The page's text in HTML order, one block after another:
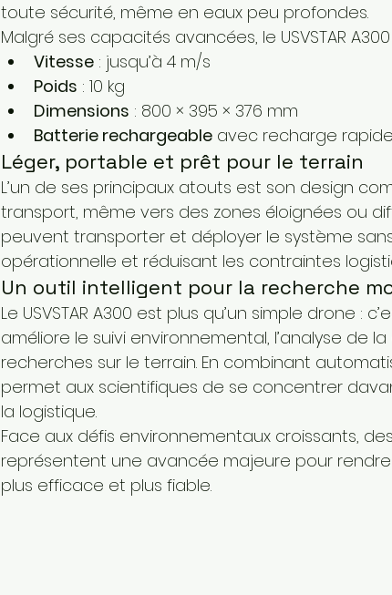
toute sécurité, même en eaux peu profondes.
Malgré ses capacités avancées, le USVSTAR
Vitesse : jusqu’à 4 m/s
Poids : 10 kg
Dimensions : 800 × 395 × 376 mm
Batterie rechargeable avec recharge rapide
Léger, portable et prêt pour le terrain
L’un de ses principaux atouts est son design
transport, même vers des zones éloignées ou
peuvent transporter et déployer le système
opérationnelle et réduisant les contraintes
Un outil intelligent pour la recherche
Le USVSTAR A300 est plus qu’un simple drone :
améliore le suivi environnemental, l’analyse de
recherches sur le terrain. En combinant
permet aux scientifiques de se concentrer
la logistique.
Face aux défis environnementaux croissants, des
représentent une avancée majeure pour rendre
plus efficace et plus fiable.